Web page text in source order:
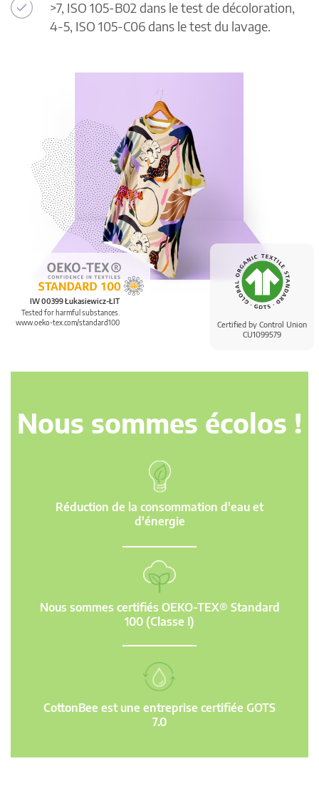
Certified by Control Union
CU1099579
IW 00399 Łukasiewicz-ŁIT
Tested for harmful substances.
www.oeko-tex.com/standard100
>7, ISO 105-B02 dans le test de décoloration,
4-5, ISO 105-C06 dans le test du lavage.
Nous sommes écolos !
Réduction de la consommation d'eau et
d'énergie
Nous sommes certifiés OEKO-TEX® Standard
100 (Classe I)
CottonBee est une entreprise certifiée GOTS
7.0